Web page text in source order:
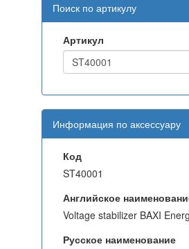
Поиск по артикулу
Артикул
Информация по аксессуару
Код
ST40001
Английское
Voltage stabilizer BAXI
Русское наименование